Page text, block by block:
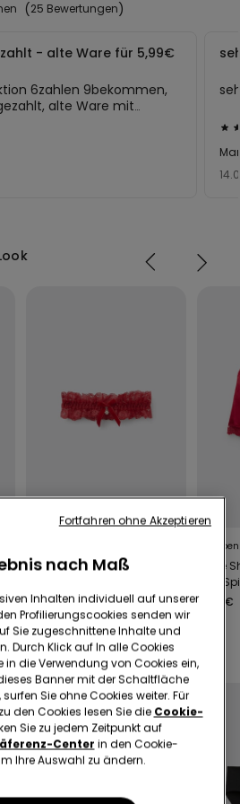
ideal vereint. Mach Dir
25 Bewertungen
- alte Ware für 5,99€
6zahlen 9bekommen,
alte Ware mit
bekommen.
das auch an der
Kauf.
Mit
5
Strumpfhalter aus
5,99 €
5 Farben
Kurze
und
11,99 €
9x6
nach Maß
Inhalten individuell auf unserer
Profilierungscookies senden wir
Sie zugeschnittene Inhalte und
Durch Klick auf In alle Cookies
in die Verwendung von Cookies ein,
Banner mit der Schaltfläche
Sie ohne Cookies weiter. Für
den Cookies lesen Sie die Cookie-
Sie zu jedem Zeitpunkt auf
Center in den Cookie-
Ihre Auswahl zu ändern.
Fortfahren ohne Akzeptieren